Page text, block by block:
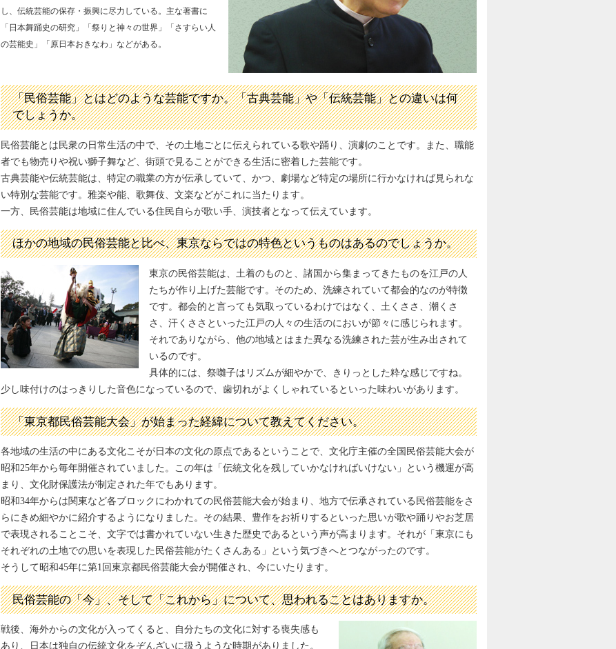
し、伝統芸能の保存・振興に尽力している。主な著書に
「日本舞踊史の研究」「祭りと神々の世界」「さすらい人
の芸能史」「原日本おきなわ」などがある。
「民俗芸能」とはどのような芸能ですか。「古典芸能」や「伝統芸能」との違いは何
でしょうか。
民俗芸能とは民衆の日常生活の中で、その土地ごとに伝えられている歌や踊り、演劇のことです。また、職能
者でも物売りや祝い獅子舞など、街頭で見ることができる生活に密着した芸能です。
古典芸能や伝統芸能は、特定の職業の方が伝承していて、かつ、劇場など特定の場所に行かなければ見られな
い特別な芸能です。雅楽や能、歌舞伎、文楽などがこれに当たります。
一方、民俗芸能は地域に住んでいる住民自らが歌い手、演技者となって伝えています。
ほかの地域の民俗芸能と比べ、東京ならではの特色というものはあるのでしょうか。
東京の民俗芸能は、土着のものと、諸国から集まってきたものを江戸の人
たちが作り上げた芸能です。そのため、洗練されていて都会的なのが特徴
です。都会的と言っても気取っているわけではなく、土くささ、潮くさ
さ、汗くささといった江戸の人々の生活のにおいが節々に感じられます。
それでありながら、他の地域とはまた異なる洗練された芸が生み出されて
いるのです。
具体的には、祭囃子はリズムが細やかで、きりっとした粋な感じですね。
少し味付けのはっきりした音色になっているので、歯切れがよくしゃれているといった味わいがあります。
「東京都民俗芸能大会」が始まった経緯について教えてください。
各地域の生活の中にある文化こそが日本の文化の原点であるということで、文化庁主催の全国民俗芸能大会が
昭和25年から毎年開催されていました。この年は「伝統文化を残していかなければいけない」という機運が高
まり、文化財保護法が制定された年でもあります。
昭和34年からは関東など各ブロックにわかれての民俗芸能大会が始まり、地方で伝承されている民俗芸能をさ
らにきめ細やかに紹介するようになりました。その結果、豊作をお祈りするといった思いが歌や踊りやお芝居
で表現されることこそ、文字では書かれていない生きた歴史であるという声が高まります。それが「東京にも
それぞれの土地での思いを表現した民俗芸能がたくさんある」という気づきへとつながったのです。
そうして昭和45年に第1回東京都民俗芸能大会が開催され、今にいたります。
民俗芸能の「今」、そして「これから」について、思われることはありますか。
戦後、海外からの文化が入ってくると、自分たちの文化に対する喪失感も
あり、日本は独自の伝統文化をぞんざいに扱うような時期がありました。